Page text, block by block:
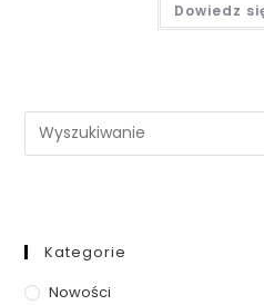
Dowiedz
Kategorie
Nowości